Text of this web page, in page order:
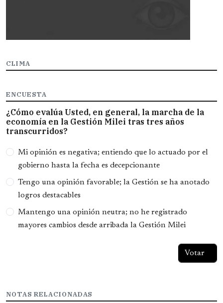
CLIMA
ENCUESTA
¿Cómo evalúa Usted, en general, la marcha de la
economía en la Gestión Milei tras tres años
transcurridos?
Opciones
Mi opinión es negativa; entiendo que lo actuado por el
gobierno hasta la fecha es decepcionante
Tengo una opinión favorable; la Gestión se ha anotado
logros destacables
Mantengo una opinión neutra; no he registrado
mayores cambios desde arribada la Gestión Milei
NOTAS RELACIONADAS